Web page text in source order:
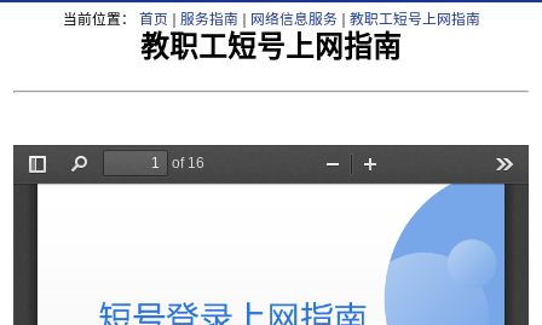
当前位置： 首页 服务指南 网络信息服务 教职工短号上网指南
教职工短号上网指南